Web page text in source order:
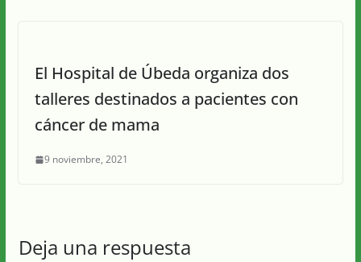
El Hospital de Úbeda organiza dos
talleres destinados a pacientes con
cáncer de mama
9 noviembre, 2021
Deja una respuesta